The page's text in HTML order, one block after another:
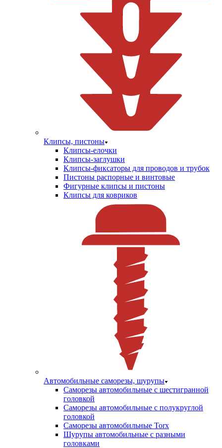
Клипсы, пистоны
Клипсы-елочки
Клипсы-заглушки
Клипсы-фиксаторы для проводов и трубок
Пистоны распорные и винтовые
Фигурные клипсы и пистоны
Клипсы для ковриков
Автомобильные саморезы, шурупы
Саморезы автомобильные с шестигранной
головкой
Саморезы автомобильные с полукруглой
головкой
Саморезы автомобильные Torx
Шурупы автомобильные с разными
головками